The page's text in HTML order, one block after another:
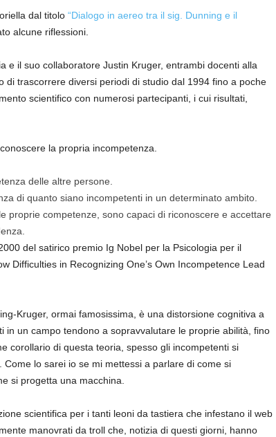
dal titolo “Dialogo in aereo tra il sig. Dunning e il
alcune riflessioni.
e il suo collaboratore Justin Kruger, entrambi docenti alla
di trascorrere diversi periodi di studio dal 1994 fino a poche
scientifico con numerosi partecipanti, i cui risultati,
la propria incompetenza.
delle altre persone.
di quanto siano incompetenti in un determinato ambito.
le proprie competenze, sonocapaci di riconoscere e accettare
del satirico premio Ig Nobel per la Psicologia per il
Difficultiesin Recognizing One’s Own IncompetenceLead
-Kruger, ormai famosissima, è una distorsione cognitiva a
in un campo tendono a sopravvalutare le proprie abilità, fino
corollario di questa teoria, spesso gli incompetenti si
lo sarei io se mi mettessi a parlare di come si
si progetta una macchina.
scientifica per i tanti leoni da tastiera che infestano il web
manovrati da troll che, notizia di questi giorni, hanno